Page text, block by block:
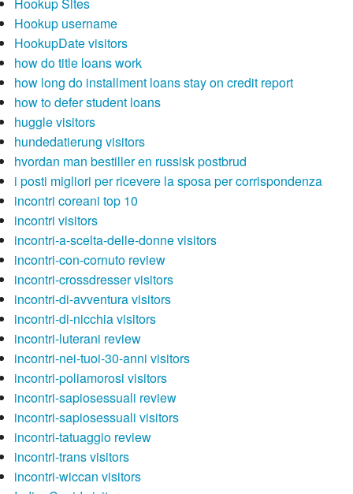
Hookup Sites
Hookup username
HookupDate visitors
how do title loans work
how long do installment loans stay on credit report
how to defer student loans
huggle visitors
hundedatierung visitors
hvordan man bestiller en russisk postbrud
i posti migliori per ricevere la sposa per corrispondenza
incontri coreani top 10
incontri visitors
incontri-a-scelta-delle-donne visitors
incontri-con-cornuto review
incontri-crossdresser visitors
incontri-di-avventura visitors
incontri-di-nicchia visitors
incontri-luterani review
incontri-nei-tuoi-30-anni visitors
incontri-poliamorosi visitors
incontri-sapiosessuali review
incontri-sapiosessuali visitors
incontri-tatuaggio review
incontri-trans visitors
incontri-wiccan visitors